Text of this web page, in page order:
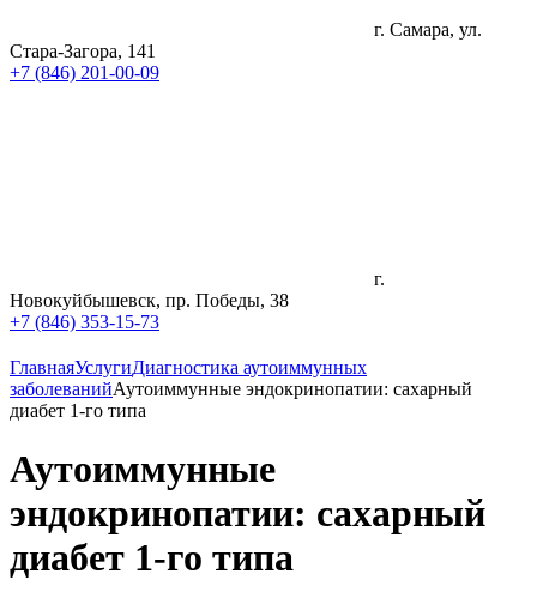
г. Самара, ул.
Стара-Загора, 141
+7 (846) 201-00-09
г.
Новокуйбышевск, пр. Победы, 38
+7 (846) 353-15-73
ГлавнаяУслугиДиагностика аутоиммунных
заболеванийАутоиммунные эндокринопатии: сахарный
диабет 1-го типа
Аутоиммунные
эндокринопатии: сахарный
диабет 1-го типа